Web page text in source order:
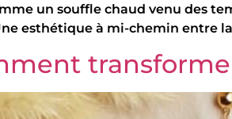
un souffle chaud venu des
esthétique à mi-chemin entre